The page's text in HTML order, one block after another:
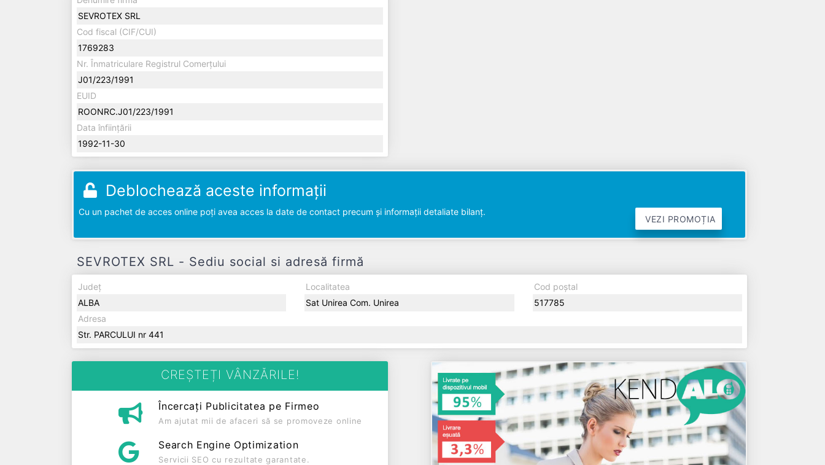
SEVROTEX SRL
Cod fiscal (CIF/CUI)
1769283
Nr. Înmatriculare Registrul Comerțului
J01/223/1991
EUID
ROONRC.J01/223/1991
Data înființării
1992-11-30
Deblochează aceste informații
Cu un pachet de acces online poți avea acces la date de contact precum și informații detaliate bilanț.
VEZI PROMOȚIA
SEVROTEX SRL - Sediu social si adresă firmă
Județ
ALBA
Localitatea
Sat Unirea Com. Unirea
Cod poștal
517785
Adresa
Str. PARCULUI nr 441
CREȘTEȚI VÂNZĂRILE!
Încercați Publicitatea pe Firmeo
Am ajutat mii de afaceri să se promoveze online
Search Engine Optimization
Servicii SEO cu rezultate garantate.